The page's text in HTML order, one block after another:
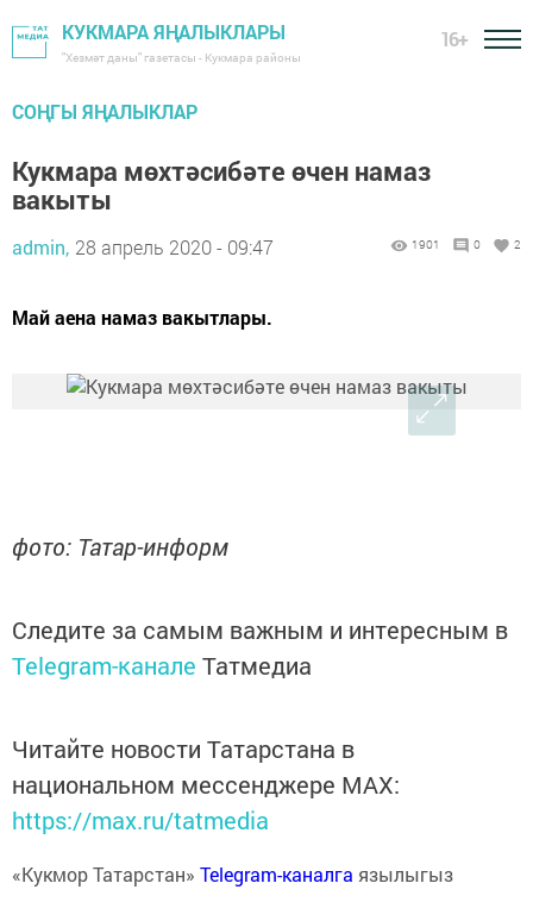
КУКМАРА ЯҢАЛЫКЛАРЫ
"Хезмәт даны" газетасы - Кукмара районы
16+
СОҢГЫ ЯҢАЛЫКЛАР
Кукмара мөхтәсибәте өчен намаз
вакыты
admin, 28 апрель 2020 - 09:47 1901 0 2
Май аена намаз вакытлары.
фото: Татар-информ
Следите за самым важным и интересным в
Telegram-канале Татмедиа
Читайте новости Татарстана в
национальном мессенджере MАХ:
https://max.ru/tatmedia
«Кукмор Татарстан» Telegram-каналга язылыгыз